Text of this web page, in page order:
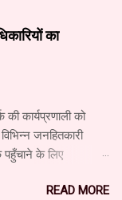
का
कार्यप्रणाली को
जनहितकारी
पहुँचाने के लिए
के साथ नवीनतम
READ MORE